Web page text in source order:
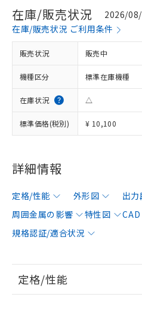
在庫/販売状況
2026/
在庫/販売状況 ご利用条件
販売状況 販売中
機種区分 標準在庫機種
在庫状況 △
標準価格(税別) ¥ 10,100
詳細情報
定格/性能 外形図 出
周囲金属の影響
特性図 CAD
規格認証/適合状況
定格/性能